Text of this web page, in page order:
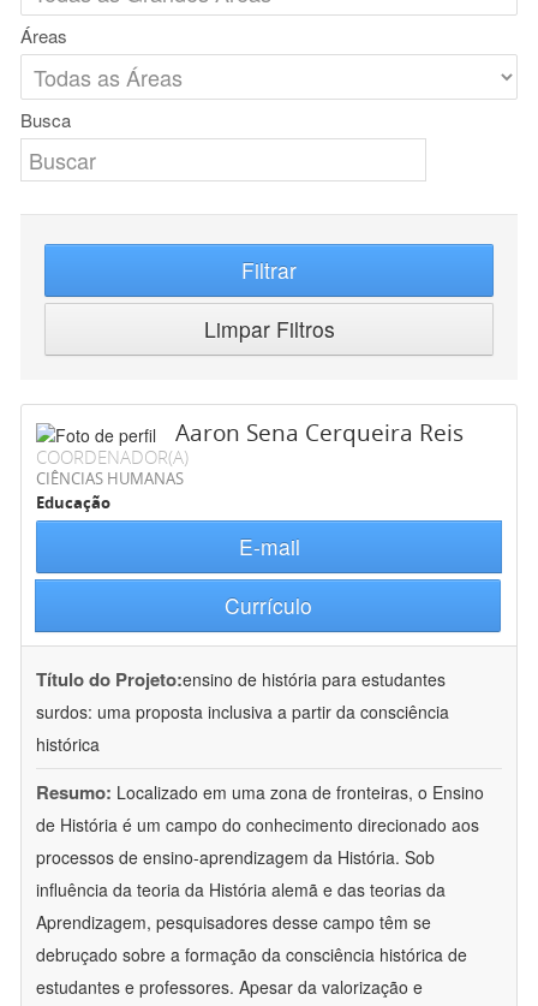
Áreas
Busca
Filtrar
Limpar Filtros
Aaron Sena Cerqueira Reis
COORDENADOR(A)
CIÊNCIAS HUMANAS
Educação
E-mail
Currículo
Título do Projeto:ensino de história para estudantes
surdos: uma proposta inclusiva a partir da consciência
histórica
Resumo: Localizado em uma zona de fronteiras, o Ensino
de História é um campo do conhecimento direcionado aos
processos de ensino-aprendizagem da História. Sob
influência da teoria da História alemã e das teorias da
Aprendizagem, pesquisadores desse campo têm se
debruçado sobre a formação da consciência histórica de
estudantes e professores. Apesar da valorização e